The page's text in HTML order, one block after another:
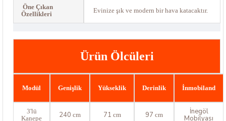
Öne Çıkan
Özellikleri
Evinize şık ve modern bir hava katacaktır.
Ürün Ölcüleri
Modül Genişlik Yükseklik Derinlik İnmobiland
3'lü
Kanepe
240 cm 71 cm 97 cm İnegöl
Mobilyası